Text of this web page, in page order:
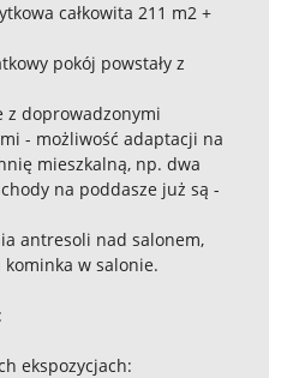
całkowita 211 m2 +
pokój powstały z
z doprowadzonymi
- możliwość adaptacji na
mieszkalną, np. dwa
na poddasze już są -
antresoli nad salonem,
kominka w salonie.
ekspozycjach: